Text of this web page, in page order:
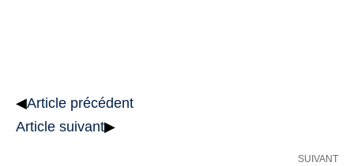
◀Article précédent
Article suivant▶
SUIVANT